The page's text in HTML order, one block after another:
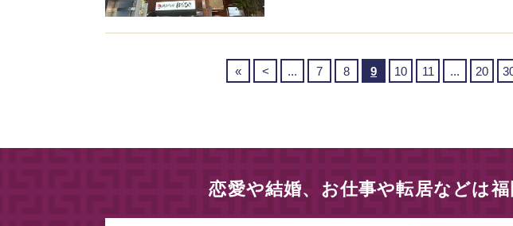
« < ... 7 8 9 10 11 ... 20
恋愛や結婚、お仕事や転居などは